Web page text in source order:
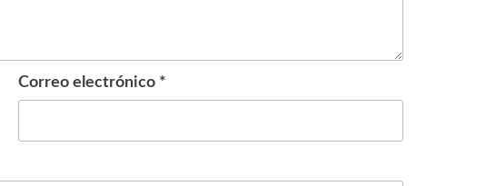
Correo electrónico *